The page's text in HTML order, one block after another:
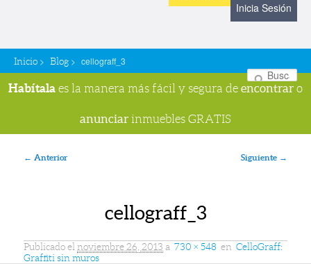
Inicia Sesión
Inicio > Blog > cellograff_3
Habítala es la manera más fácil y segura de encontrar o
anunciar inmuebles GRATIS
Navegador de imágenes
← Anterior Siguiente →
cellograff_3
Publicado el noviembre 26, 2013 a 730 × 548 en CelloGraff:
Graffiti sin muros